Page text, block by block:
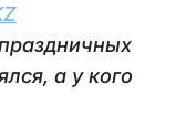
а у кого